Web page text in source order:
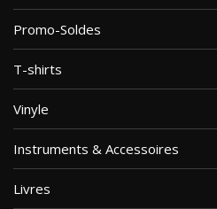
Promo-Soldes
T-shirts
Vinyle
Instruments & Accessoires
Livres